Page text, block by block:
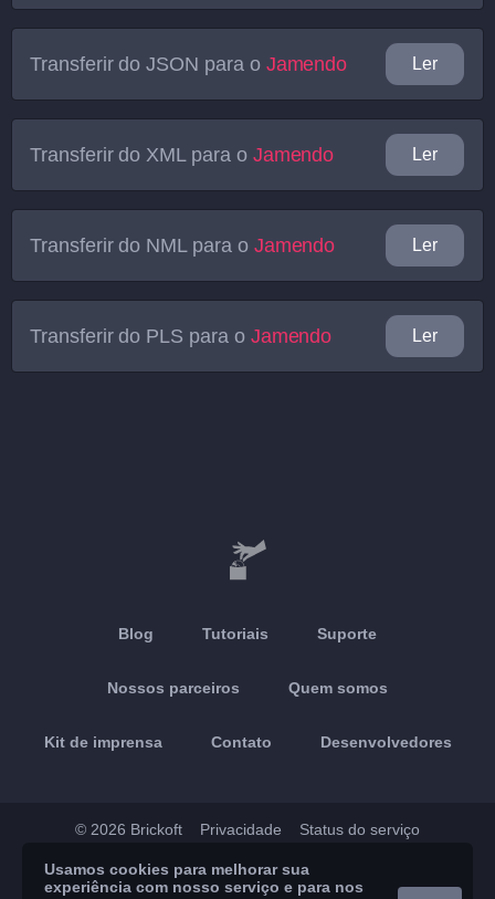
Transferir doJSON para o Jamendo Ler
Transferir do XML para o Jamendo Ler
Transferir do NML para o Jamendo Ler
Transferir do PLS para o Jamendo Ler
Blog Tutoriais Suporte
Nossos parceiros Quem somos
Kit de imprensa Contato Desenvolvedores
© 2026 Brickoft Privacidade Status do serviço
App Store Google Play
Usamos cookies para melhorar sua
experiência com nosso serviço e para nos